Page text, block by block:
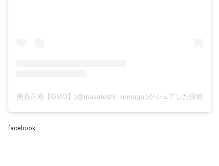
熊谷正寿【GMO】(@masatoshi_kumagai)がシェアした投稿
facebook